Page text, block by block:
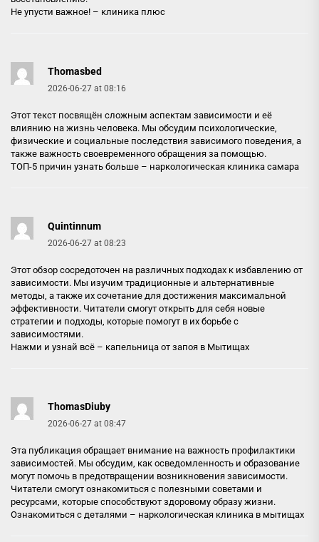
Не упусти важное! – клиника плюс
Thomasbed
2026-06-27 at 08:16
Этот текст посвящён сложным аспектам зависимости и её
влиянию на жизнь человека. Мы обсудим психологические,
физические и социальные последствия зависимого поведения, а
также важность своевременного обращения за помощью.
ТОП-5 причин узнать больше – наркологическая клиника самара
Quintinnum
2026-06-27 at 08:23
Этот обзор сосредоточен на различных подходах к избавлению от
зависимости. Мы изучим традиционные и альтернативные
методы, а также их сочетание для достижения максимальной
эффективности. Читатели смогут открыть для себя новые
стратегии и подходы, которые помогут в их борьбе с
зависимостями.
Нажми и узнай всё – капельница от запоя в Мытищах
ThomasDiuby
2026-06-27 at 08:47
Эта публикация обращает внимание на важность профилактики
зависимостей. Мы обсудим, как осведомленность и образование
могут помочь в предотвращении возникновения зависимости.
Читатели смогут ознакомиться с полезными советами и
ресурсами, которые способствуют здоровому образу жизни.
Ознакомиться с деталями – наркологическая клиника в мытищах